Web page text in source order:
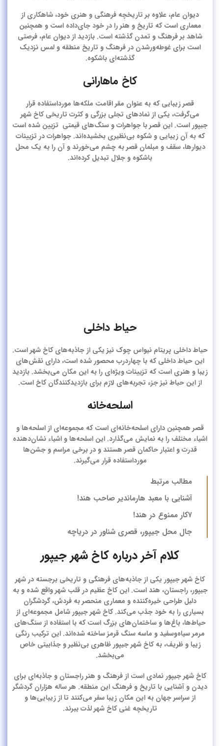
دیوان‌ عام، علاوه بر تاریخچه‌ فرهنگی و هنری خود، شاهکاری از
معماری است که تاریخ و هنر را در خود جای‌داده است و همچنین
شاهد بر فرهنگ و تمدن گذشته است. بازدید از دیوان ‌عام، فرصتی
است برای غوطه‌ورشدن در فرهنگ و تاریخ منطقه و لمس نزدیک
گذشته‌ای باشکوه.
کاخ ماهارانی
قصر زیبایی که به عنوان مقر اقامت ملکه‌ها مورداستفاده قرار
می‌گرفت، یکی از نمادهای تجلی بزرگی و کثرت تاریخی کاخ شهر
جیپور است. این قصر با جواهرات و سنگ‌های قیمتی تزیین شده است
که به آن زیبایی و شکوه بی‌نظیری بخشیده‌اند. جواهرات در تزیینات
دیوارها، سقف و مبلمان قصر به چشم می‌خورند و آن را به یک محل
باشکوه و جلال تبدیل کرده‌اند.
حیاط داخلی
حیاط داخلی پریتام نیواس چوک نیز یکی از جاذبه‌های کاخ شهر است.
این حیاط داخلی که با چهاردرب محصور شده است، دارای نقش‌های
زیبا و هنری است که تزیینات ویژه‌ای را به این مکان می‌بخشد. بازدید
از این حیاط نیز جزء تجربه‌های لازم برای بازدیدکنندگان کاخ است.
اسلحه‌خانه
قصر همچنین دارای اسلحه‌خانه‌ای است که مجموعه‌ای از اسلحه‌ها و
اشیاء مختلف را به نمایش می‌گذارد. این اسلحه‌ها و اشیاء نشان‌دهنده
قدرت و اعتبار حاکمان قصر هستند و در برخی مراسم‌ و جشن‌ها
مورداستفاده قرار می‌گیرند.
مطالب مرتبط
آشنایی با معبد هارماندیر صاحب هند!
۷کار ممنوع در هند!
جال محل جیپور، قصری شناور در دریاچه
کلام آخر درباره کاخ شهر جیپور
کاخ شهر جیپور یکی از جاذبه‌های فرهنگی و تاریخی برجسته در شهر
جیپور، راجستان، هند است. این کاخ عظیم در قلب شهر واقع شده و به
دلیل طراحی خیره‌کننده و معماری منحصر به فردش، گردشگران
بسیاری را به خود جذب می‌کند. کاخ شهر جیپور شامل مجموعه‌ای از
حیاط‌ها، باغ‌ها و ساختمان‌های بزرگ است که با استفاده از سنگ‌های
مرمر سیاه‌وسفید و ماسه ‌سنگ قرمز ساخته شده‌اند. این ترکیب رنگی
زیبا و ظریف، به کاخ شهر جیپور ظاهری بی‌نظیر و جذابیتی خاص
می‌بخشد.
کاخ شهر جیپور نمادی است از فرهنگ و هنر راجستان و جاذبه‌ای برای
دیدن و آشنایی با تاریخ و فرهنگ این منطقه. هر ساله هزاران گردشگر
از سراسر جهان به این مکان زیبا سفر می‌کنند تا از زیبایی‌ها و
تاریخچه غنی کاخ شهر لذت ببرند.